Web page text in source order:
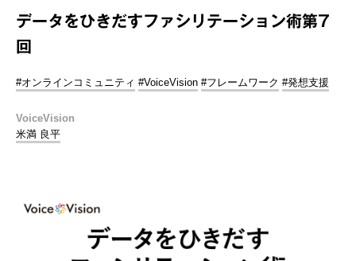
データをひきだすファシリテーション術第7
回
#オンラインコミュニティ #VoiceVision #フレームワーク #発想支援
VoiceVision
米満 良平